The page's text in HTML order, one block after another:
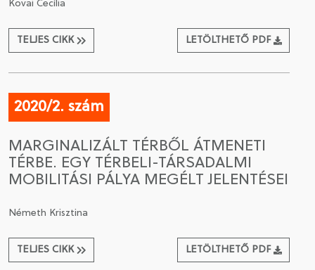
Kovai Cecília
TELJES CIKK LETÖLTHETŐ PDF
2020/2. szám
MARGINALIZÁLT TÉRBŐL ÁTMENETI
TÉRBE. EGY TÉRBELI-TÁRSADALMI
MOBILITÁSI PÁLYA MEGÉLT JELENTÉSEI
Németh Krisztina
TELJES CIKK LETÖLTHETŐ PDF